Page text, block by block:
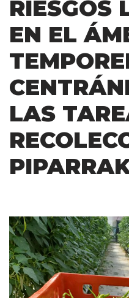
RIESGOS
EN EL
LAS